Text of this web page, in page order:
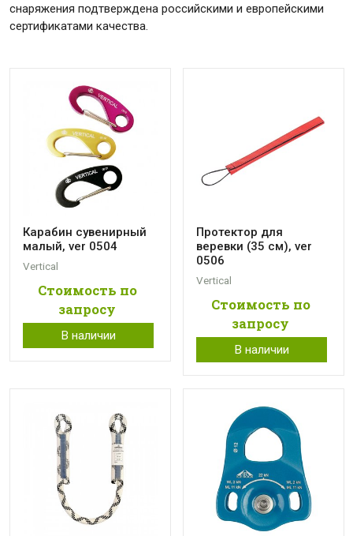
снаряжения подтверждена российскими и европейскими
сертификатами качества.
Карабин сувенирный
малый, ver 0504
Vertical
Стоимость по
запросу
В наличии
Протектор для
веревки (35 см), ver
0506
Vertical
Стоимость по
запросу
В наличии